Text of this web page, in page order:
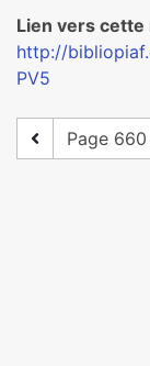
Lien vers cette
http://
PV5
Page